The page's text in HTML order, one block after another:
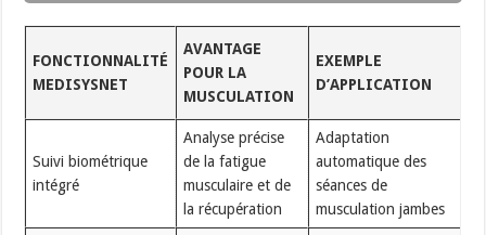
FONCTIONNALITÉ
MEDISYSNET
AVANTAGE
POUR LA
MUSCULATION
EXEMPLE
D’APPLICATION
Suivi biométrique
intégré
Analyse précise
de la fatigue
musculaire et de
la récupération
Adaptation
automatique des
séances de
musculation jambes